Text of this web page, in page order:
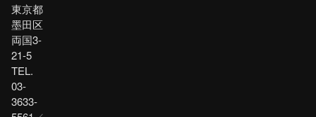
東京都
墨田区
両国3-
21-5
TEL.
03-
3633-